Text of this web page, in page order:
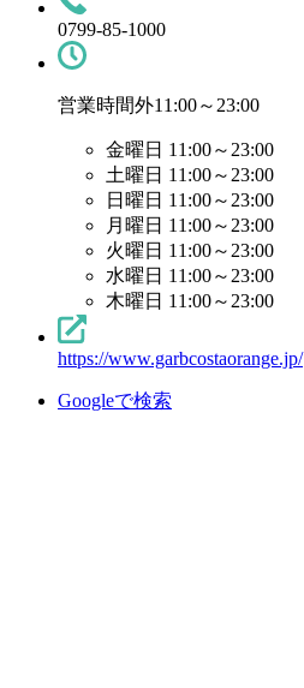
0799-85-1000
営業時間外11:00～23:00
金曜日 11:00～23:00
土曜日 11:00～23:00
日曜日 11:00～23:00
月曜日 11:00～23:00
火曜日 11:00～23:00
水曜日 11:00～23:00
木曜日 11:00～23:00
https://www.garbcostaorange.jp/
Googleで検索